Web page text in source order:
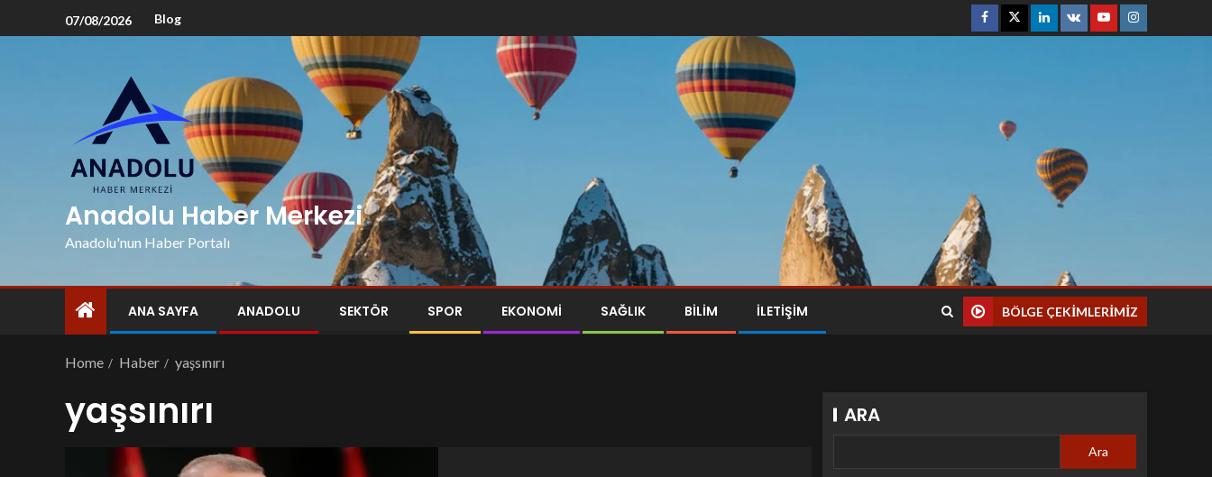
07/08/2026 Blog
Anadolu Haber Merkezi
Anadolu'nun Haber Portalı
ANA SAYFA ANADOLU SEKTÖR SPOR EKONOMI SAĞLIK BILIM İLETİŞİM BÖLGE ÇEKIMLERIMIZ
Home Haber yaşsınırı
yaşsınırı ARA
Ara